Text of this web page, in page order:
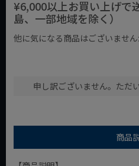
¥6,000以上お買い上げで
島、一部地域を除く）
他に気になる商品はございません
申し訳ございません。ただ
商品